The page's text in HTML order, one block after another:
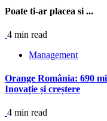
Poate ti-ar placea si ...
4 min read
Management
Orange România: 690
Inovație și creștere
4 min read